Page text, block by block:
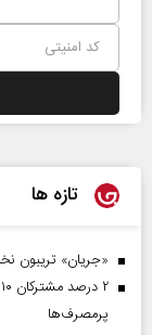
تازه ها
«جریان» تریبون
پرمصرف‌ها